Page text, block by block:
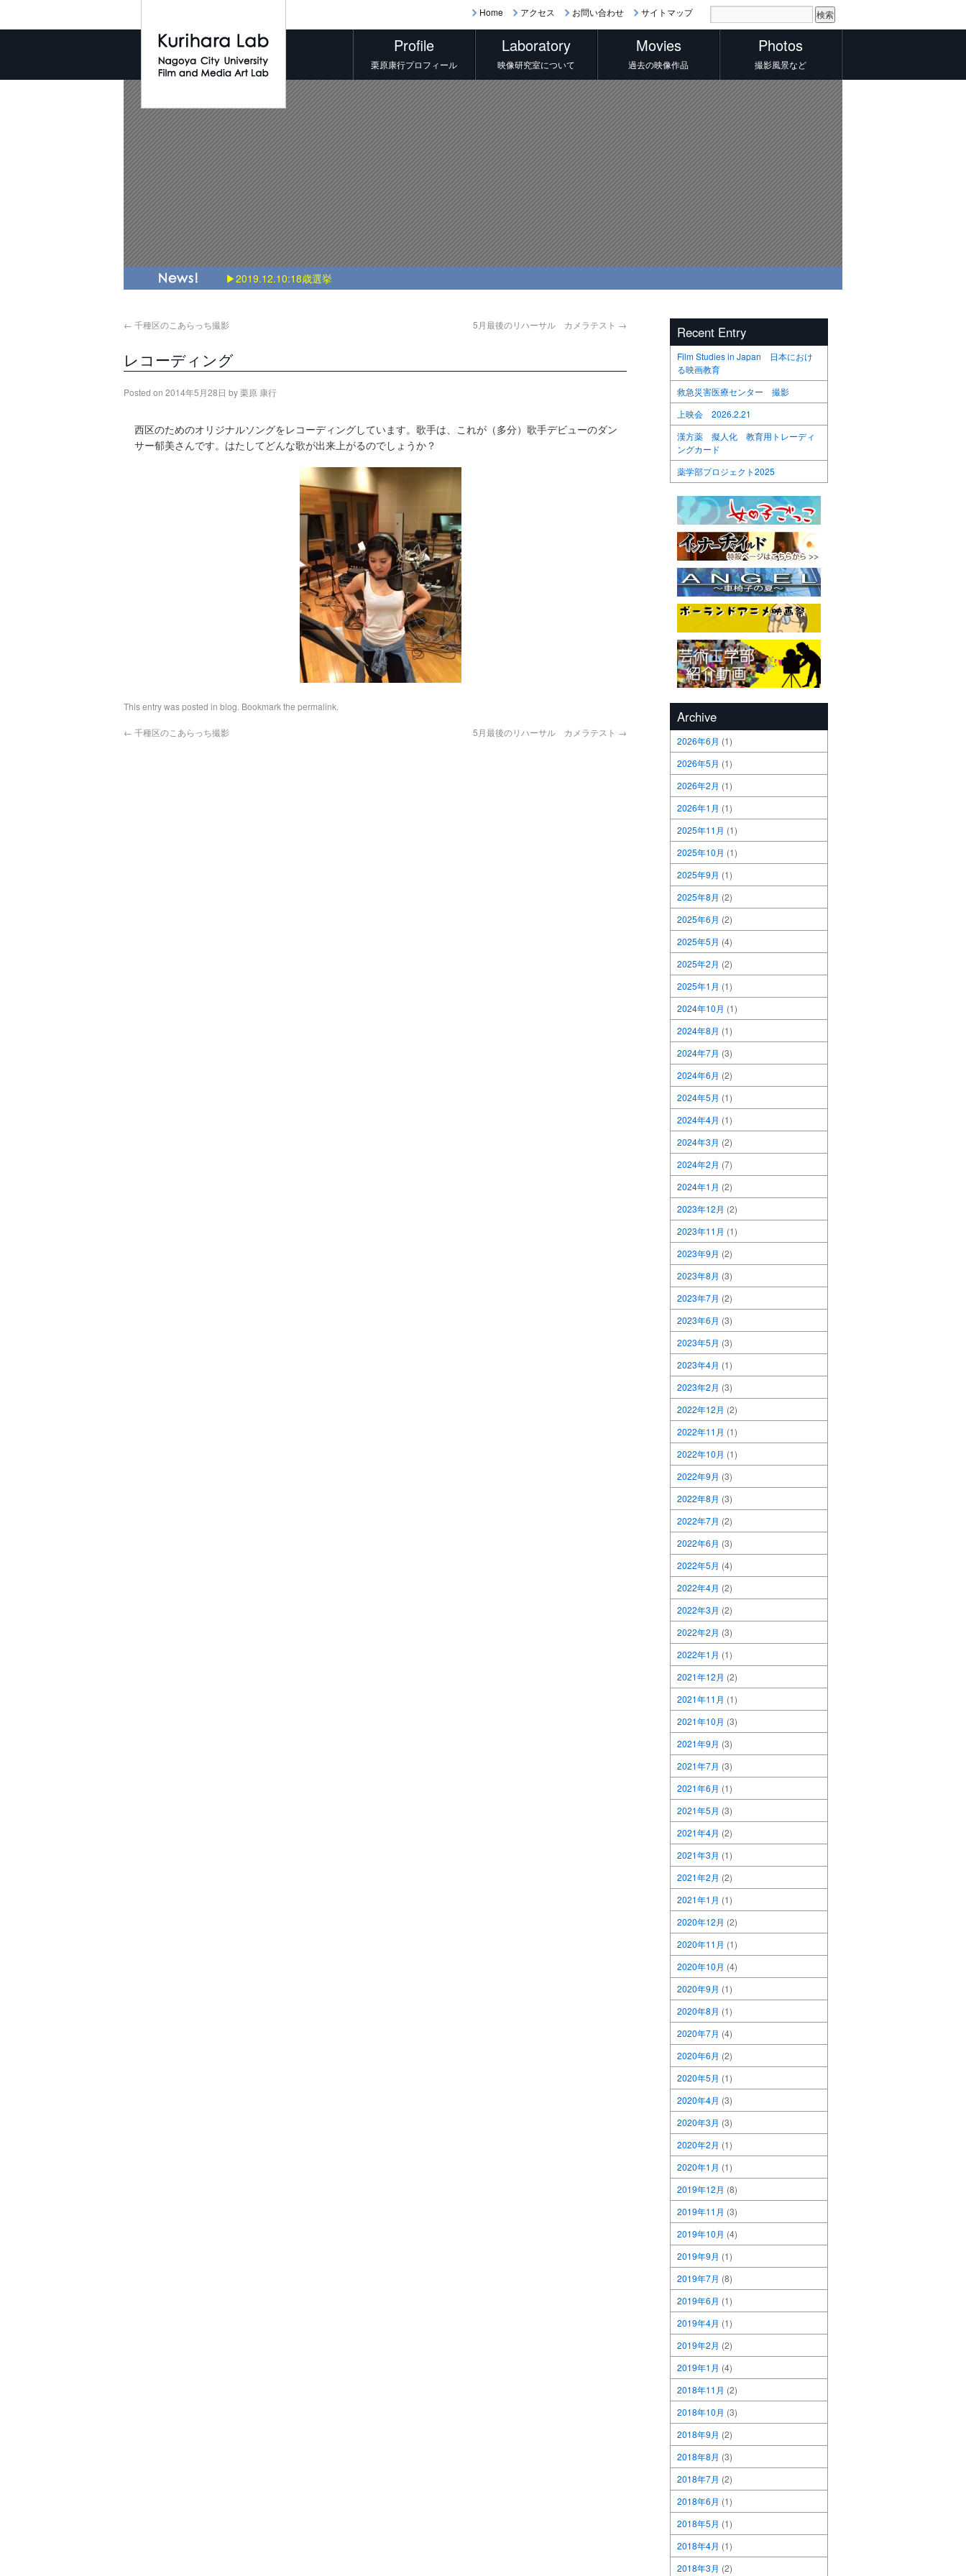
Home アクセス お問い合わせ サイトマップ
Profile
栗原康行プロフィール
Laboratory
映像研究室について
Movies
過去の映像作品
Photos
撮影風景など
▶2019.12.10:18歳選挙
← 千種区のこあらっち撮影 5月最後のリハーサル カメラテスト →
レコーディング
Posted on 2014年5月28日 by栗原 康行
西区のためのオリジナルソングをレコーディングしています。歌手は、これが（多分）歌手デビューのダン
サー郁美さんです。はたしてどんな歌が出来上がるのでしょうか？
This entry was posted in blog. Bookmark the permalink.
← 千種区のこあらっち撮影 5月最後のリハーサル カメラテスト →
Recent Entry
Film Studies in Japan 日本におけ
る映画教育
救急災害医療センター 撮影
上映会 2026.2.21
漢方薬 擬人化 教育用トレーディ
ングカード
薬学部プロジェクト2025
Archive
2026年6月 (1)
2026年5月 (1)
2026年2月 (1)
2026年1月 (1)
2025年11月 (1)
2025年10月 (1)
2025年9月 (1)
2025年8月 (2)
2025年6月 (2)
2025年5月 (4)
2025年2月 (2)
2025年1月 (1)
2024年10月 (1)
2024年8月 (1)
2024年7月 (3)
2024年6月 (2)
2024年5月 (1)
2024年4月 (1)
2024年3月 (2)
2024年2月 (7)
2024年1月 (2)
2023年12月 (2)
2023年11月 (1)
2023年9月 (2)
2023年8月 (3)
2023年7月 (2)
2023年6月 (3)
2023年5月 (3)
2023年4月 (1)
2023年2月 (3)
2022年12月 (2)
2022年11月 (1)
2022年10月 (1)
2022年9月 (3)
2022年8月 (3)
2022年7月 (2)
2022年6月 (3)
2022年5月 (4)
2022年4月 (2)
2022年3月 (2)
2022年2月 (3)
2022年1月 (1)
2021年12月 (2)
2021年11月 (1)
2021年10月 (3)
2021年9月 (3)
2021年7月 (3)
2021年6月 (1)
2021年5月 (3)
2021年4月 (2)
2021年3月 (1)
2021年2月 (2)
2021年1月 (1)
2020年12月 (2)
2020年11月 (1)
2020年10月 (4)
2020年9月 (1)
2020年8月 (1)
2020年7月 (4)
2020年6月 (2)
2020年5月 (1)
2020年4月 (3)
2020年3月 (3)
2020年2月 (1)
2020年1月 (1)
2019年12月 (8)
2019年11月 (3)
2019年10月 (4)
2019年9月 (1)
2019年7月 (8)
2019年6月 (1)
2019年4月 (1)
2019年2月 (2)
2019年1月 (4)
2018年11月 (2)
2018年10月 (3)
2018年9月 (2)
2018年8月 (3)
2018年7月 (2)
2018年6月 (1)
2018年5月 (1)
2018年4月 (1)
2018年3月 (2)